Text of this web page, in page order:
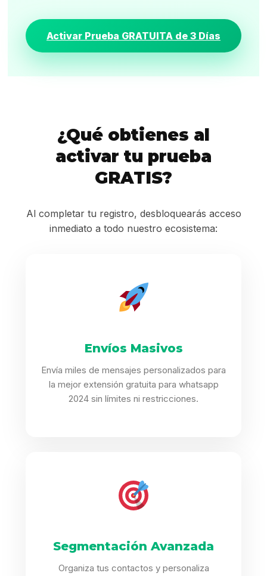
Activar Prueba GRATUITA de 3 Días
¿Qué obtienes al
activar tu prueba
GRATIS?
Al completar tu registro, desbloquearás acceso
inmediato a todo nuestro ecosistema:
Envíos Masivos
Envía miles de mensajes personalizados para
la mejor extensión gratuita para whatsapp
2024 sin límites ni restricciones.
Segmentación Avanzada
Organiza tus contactos y personaliza